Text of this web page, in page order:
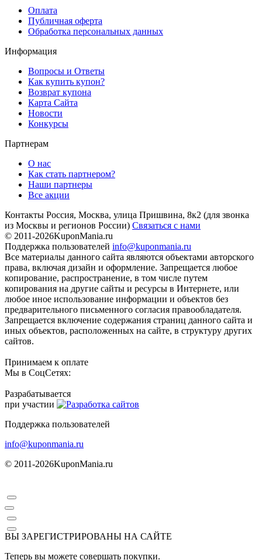
Оплата
Публичная оферта
Обработка персональных данных
Информация
Вопросы и Ответы
Как купить купон?
Возврат купона
Карта Сайта
Новости
Конкурсы
Партнерам
О нас
Как стать партнером?
Наши партнеры
Все акции
Контакты Россия, Москва, улица Пришвина, 8к2 (для звонка
из Москвы и регионов России) Связаться с нами
© 2011-2026KuponMania.ru
Поддержка пользователей info@kuponmania.ru
Все материалы данного сайта являются объектами авторского
права, включая дизайн и оформление. Запрещается любое
копирование, распространение, в том числе путем
копирования на другие сайты и ресурсы в Интернете, или
любое иное использование информации и объектов без
предварительного письменного согласия правообладателя.
Запрещается включение содержания страниц данного сайта и
иных объектов, расположенных на сайте, в структуру других
сайтов.
Принимаем к оплате
Мы в СоцСетях:
Разрабатывается
при участии
Поддержка пользователей
info@kuponmania.ru
© 2011-2026KuponMania.ru
ВЫ ЗАРЕГИСТРИРОВАНЫ НА САЙТЕ
Теперь вы можете совершать покупки.